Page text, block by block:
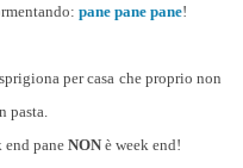
pane pane pane!
per casa che proprio non
pasta.
end pane NON è week end!